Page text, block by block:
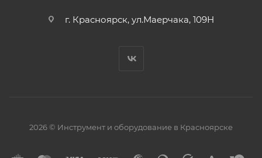
г. Красноярск, ул.Маерчака, 109Н
2026 © Инструмент и оборудование в Красноярске